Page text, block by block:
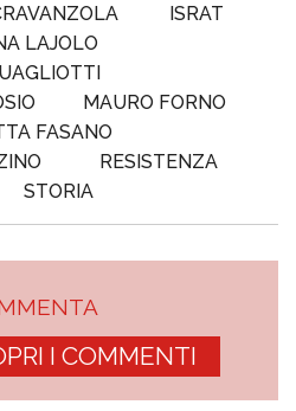
ISRAT
LAJOLO
MAURO FORNO
FASANO
RESISTENZA
STORIA
I COMMENTI